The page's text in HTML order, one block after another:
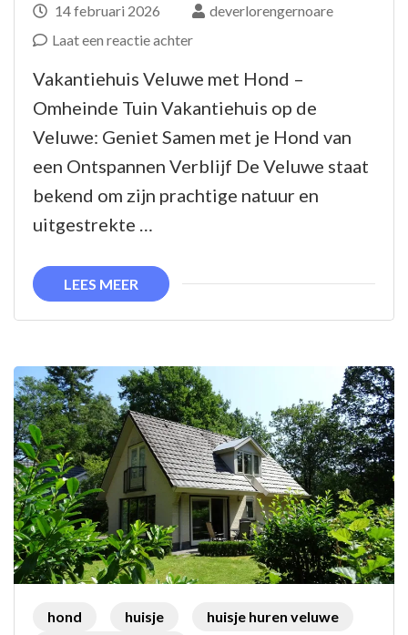
14 februari 2026
deverlorengernoare
Laat een reactie achterop
je
hond
Vakantiehuis Veluwe met Hond –
Omheinde Tuin Vakantiehuis op de
Veluwe: Geniet Samen met je Hond van
een Ontspannen Verblijf De Veluwe staat
bekend om zijn prachtige natuur en
uitgestrekte …
LEES MEER
hond huisje
huisje huren veluwe